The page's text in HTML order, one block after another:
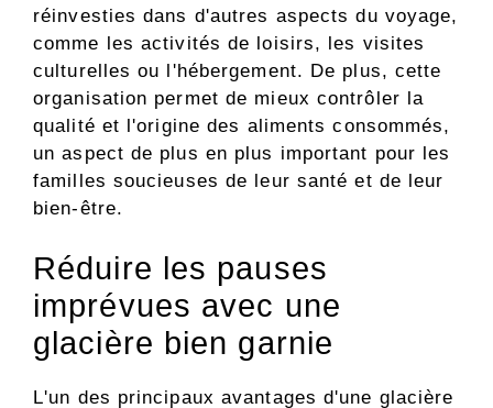
réinvesties dans d'autres aspects du voyage,
comme les activités de loisirs, les visites
culturelles ou l'hébergement. De plus, cette
organisation permet de mieux contrôler la
qualité et l'origine des aliments consommés,
un aspect de plus en plus important pour les
familles soucieuses de leur santé et de leur
bien-être.
Réduire les pauses
imprévues avec une
glacière bien garnie
L'un des principaux avantages d'une glacière